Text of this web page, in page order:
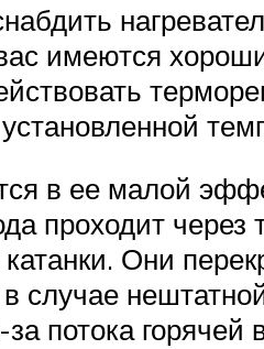
имеются
в ее малой
проходит
катанки. Они
случае
потока горячей